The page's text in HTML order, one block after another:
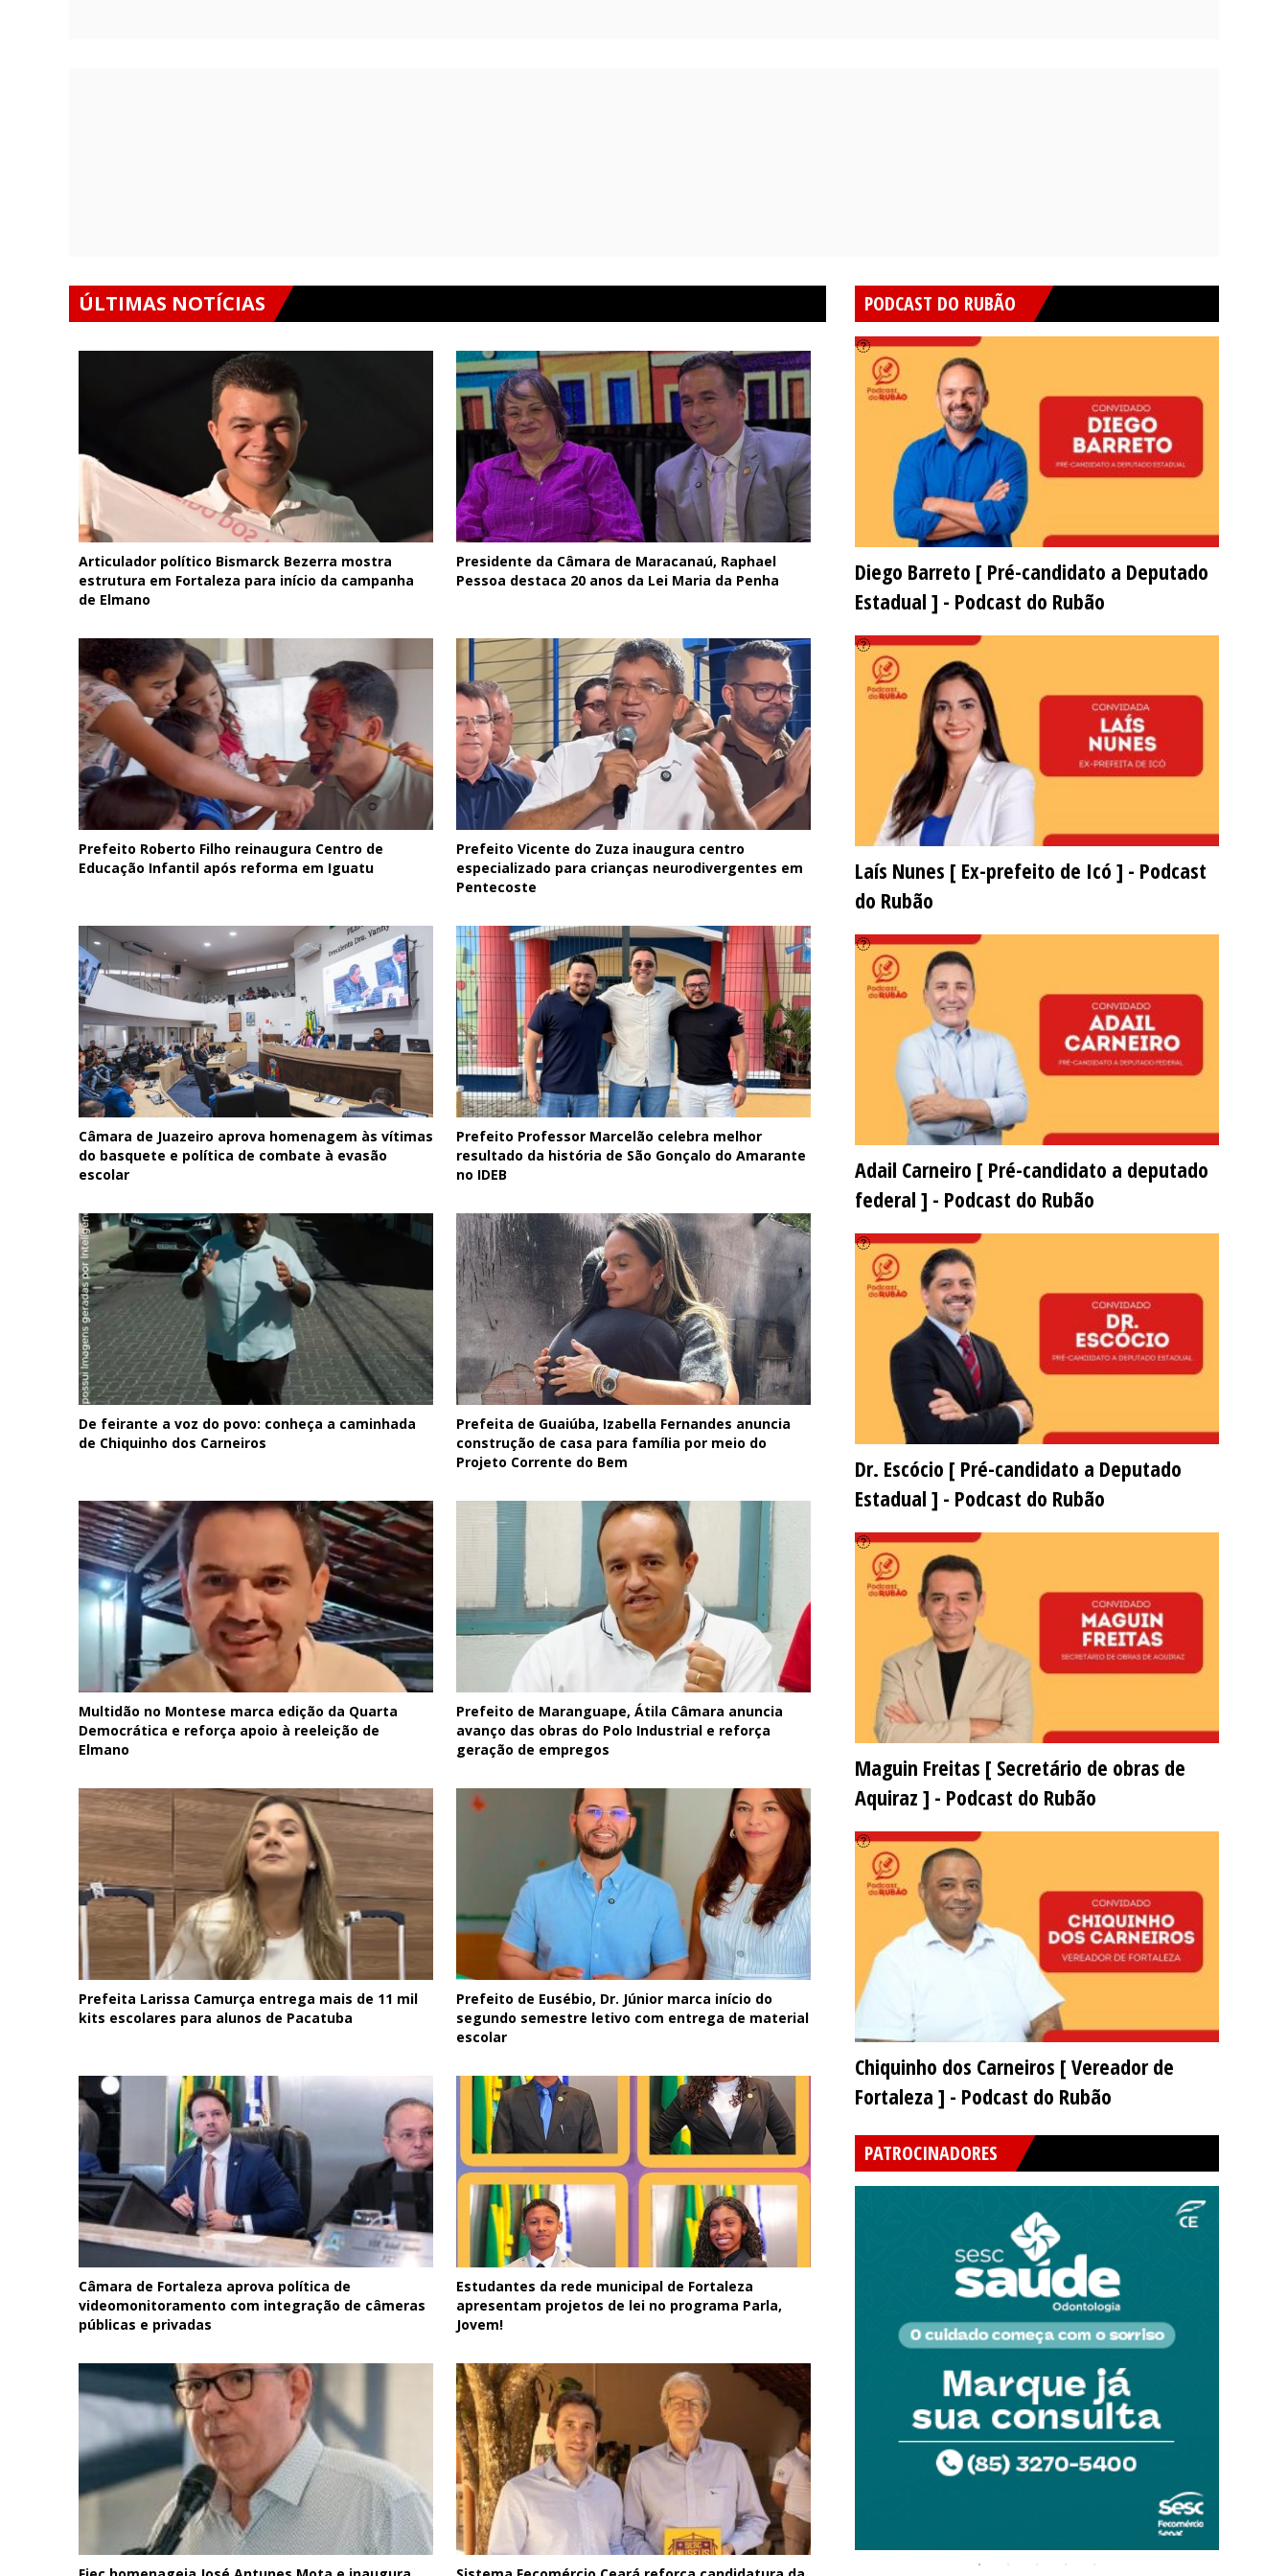
ÚLTIMAS NOTÍCIAS
Articulador político Bismarck Bezerra mostra
estrutura em Fortaleza para início da campanha
de Elmano
Presidente da Câmara de Maracanaú, Raphael
Pessoa destaca 20 anos da Lei Maria da Penha
Prefeito Roberto Filho reinaugura Centro de
Educação Infantil após reforma em Iguatu
Prefeito Vicente do Zuza inaugura centro
especializado para crianças neurodivergentes em
Pentecoste
Câmara de Juazeiro aprova homenagem às vítimas
do basquete e política de combate à evasão
escolar
Prefeito Professor Marcelão celebra melhor
resultado da história de São Gonçalo do Amarante
no IDEB
De feirante a voz do povo: conheça a caminhada
de Chiquinho dos Carneiros
Prefeita de Guaiúba, Izabella Fernandes anuncia
construção de casa para família por meio do
Projeto Corrente do Bem
Multidão no Montese marca edição da Quarta
Democrática e reforça apoio à reeleição de
Elmano
Prefeito de Maranguape, Átila Câmara anuncia
avanço das obras do Polo Industrial e reforça
geração de empregos
Prefeita Larissa Camurça entrega mais de 11 mil
kits escolares para alunos de Pacatuba
Prefeito de Eusébio, Dr. Júnior marca início do
segundo semestre letivo com entrega de material
escolar
Câmara de Fortaleza aprova política de
videomonitoramento com integração de câmeras
públicas e privadas
Estudantes da rede municipal de Fortaleza
apresentam projetos de lei no programa Parla,
Jovem!
PODCAST DO RUBÃO
Diego Barreto [ Pré-candidato a Deputado
Estadual ] - Podcast do Rubão
Laís Nunes [ Ex-prefeito de Icó ] - Podcast
do Rubão
Adail Carneiro [ Pré-candidato a deputado
federal ] - Podcast do Rubão
Dr. Escócio [ Pré-candidato a Deputado
Estadual ] - Podcast do Rubão
Maguin Freitas [ Secretário de obras de
Aquiraz ] - Podcast do Rubão
Chiquinho dos Carneiros [ Vereador de
Fortaleza ] - Podcast do Rubão
PATROCINADORES